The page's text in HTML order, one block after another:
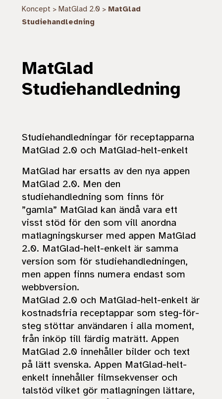
Koncept > MatGlad 2.0 > MatGlad
Studiehandledning
MatGlad
Studiehandledning
Studiehandledningar för receptapparna
MatGlad 2.0 och MatGlad-helt-enkelt
MatGlad har ersatts av den nya appen
MatGlad 2.0. Men den
studiehandledning som finns för
”gamla” MatGlad kan ändå vara ett
visst stöd för den som vill anordna
matlagningskurser med appen MatGlad
2.0. MatGlad-helt-enkelt är samma
version som för studiehandledningen,
men appen finns numera endast som
webbversion.
MatGlad 2.0 och MatGlad-helt-enkelt är
kostnadsfria receptappar som steg-för-
steg stöttar användaren i alla moment,
från inköp till färdig maträtt. Appen
MatGlad 2.0 innehåller bilder och text
på lätt svenska. Appen MatGlad-helt-
enkelt innehåller filmsekvenser och
talstöd vilket gör matlagningen lättare,